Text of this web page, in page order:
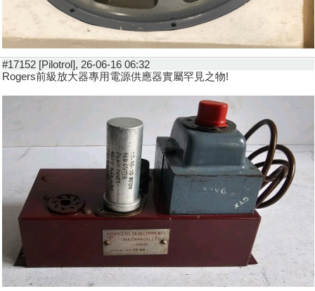
#17152 [Pilotrol], 26-06-16 06:32
Rogers前級放大器專用電源供應器實屬罕見之物!